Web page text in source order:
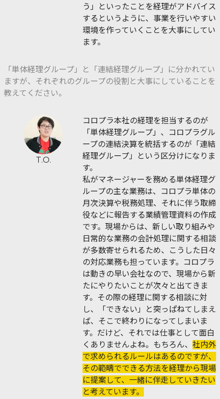
う」といったことを経理がアドバイス
するというように、事業を行いやすい
環境を作っていくことを大事にしてい
ます。
「単体経理グループ」と「連結経理グループ」に分かれてい
ますが、それぞれのグループの役割と大事にしていることを
教えてください。
T.O.
コロプラ本社の経理を担当するのが
「単体経理グループ」、コロプラグル
ープの連結決算を統括するのが「連結
経理グループ」という区分けになりま
す。
私がマネージャーを務める単体経理グ
ループの主な業務は、コロプラ単体の
月次決算や税務処理、それに伴う取締
役などに報告する業績管理資料の作成
です。現場からは、新しい取り組みや
日常的な業務の会計処理に関する相談
が多数寄せられるため、こうした日々
の対応業務も担っています。コロプラ
は動きの早い会社なので、現場から新
たにやりたいことが次々と出てきま
す。その際の経理に関する相談に対
し、「できない」と突っぱねてしまえ
ば、そこで終わりになってしまいま
す。だけど、それでは仕事として面白
くありませんよね。もちろん、 社内外
で求められるルールはあるのですが、
その範疇でできる方法を経理から現場
に提案して、一緒に伴走していきたい
と考えています。